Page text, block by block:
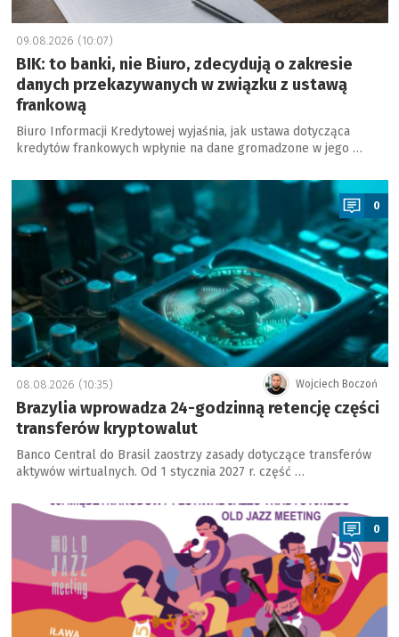
09.08.2026 (10:07)
BIK: to banki, nie Biuro, zdecydują o zakresie
danych przekazywanych w związku z ustawą
frankową
Biuro Informacji Kredytowej wyjaśnia, jak ustawa dotycząca
kredytów frankowych wpłynie na dane gromadzone w jego …
a
0
Wojciech Boczoń
08.08.2026 (10:35)
Brazylia wprowadza 24-godzinną retencję części
transferów kryptowalut
Banco Central do Brasil zaostrzy zasady dotyczące transferów
aktywów wirtualnych. Od 1 stycznia 2027 r. część …
a
0